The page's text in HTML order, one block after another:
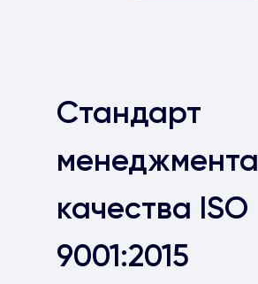
Стандарт
менеджмента
качества ISO
9001:2015